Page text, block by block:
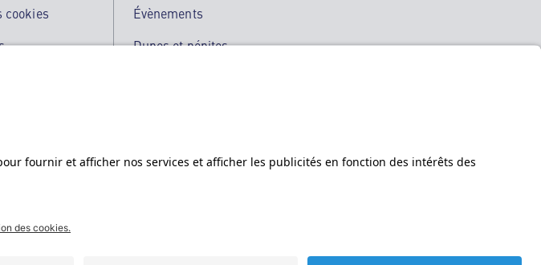
cookies
Évènements
Dupes et pépites